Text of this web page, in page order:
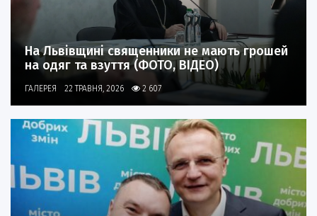
На Львівщині священники не мають грошей
на одяг та взуття (ФОТО, ВІДЕО)
ГАЛЕРЕЯ 22 ТРАВНЯ, 2026 2 607